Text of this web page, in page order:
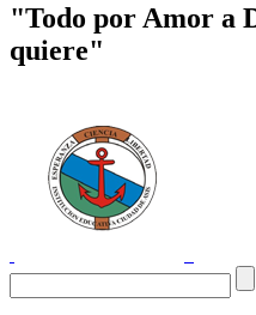
"Todo por Amor a
quiere"